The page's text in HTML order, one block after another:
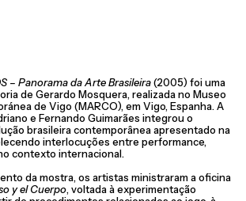
– Panorama da Arte Brasileira(2005) foi uma
de Gerardo Mosquera, realizada no Museo
de Vigo (MARCO), em Vigo, Espanha. A
e Fernando Guimarães integrou o
brasileira contemporânea apresentado na
interlocuções entre performance,
contexto internacional.
da mostra, os artistas ministraram a oficina
y el Cuerpo, voltada à experimentação